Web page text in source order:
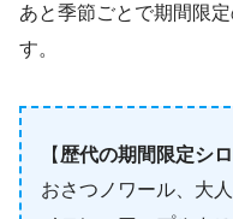
あと季節ごとで期間限
す。
【 歴代の期間限定シ
おさつノワール、大